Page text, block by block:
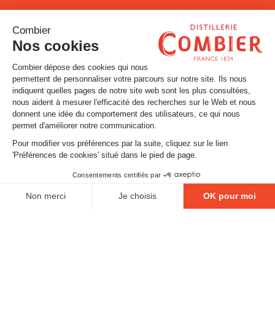
Restons connectés !
Inscrivez-vous à notre newsletter
Email
SUIVEZ-NOUS